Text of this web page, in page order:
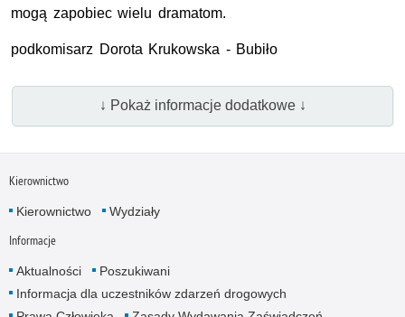
mogą zapobiec wielu dramatom.
podkomisarz Dorota Krukowska - Bubiło
↓ Pokaż informacje dodatkowe ↓
Kierownictwo
Kierownictwo Wydziały
Informacje
Aktualności
Poszukiwani
Informacja dla uczestników zdarzeń drogowych